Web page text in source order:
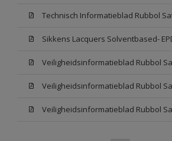
Technisch Informatieblad Rubbol